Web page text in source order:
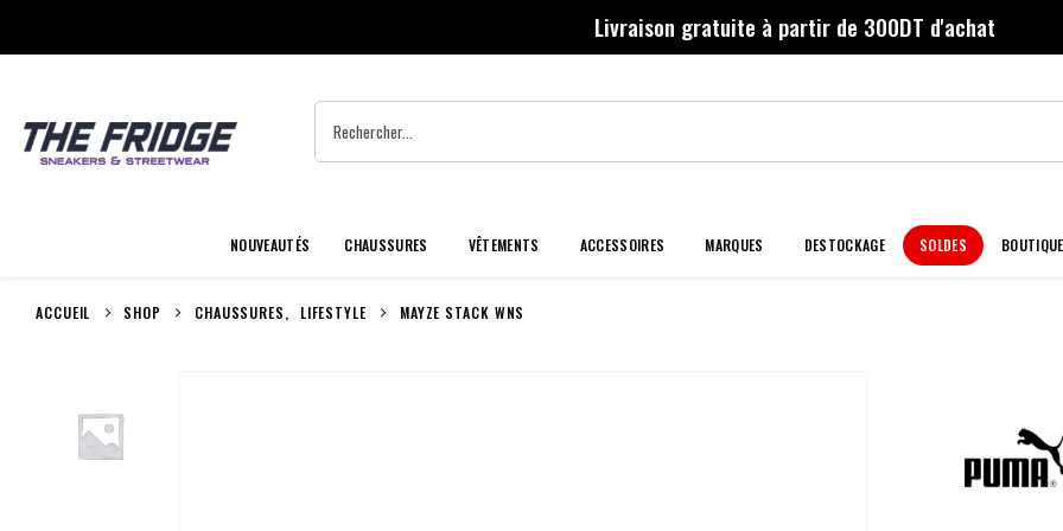
Livraison gratuite à partir de 300DT d'achat
NOUVEAUTÉS CHAUSSURES VÊTEMENTS ACCESSOIRES MARQUES DESTOCKAGE SOLDES
ACCUEIL SHOP CHAUSSURES, LIFESTYLE MAYZE STACK WNS